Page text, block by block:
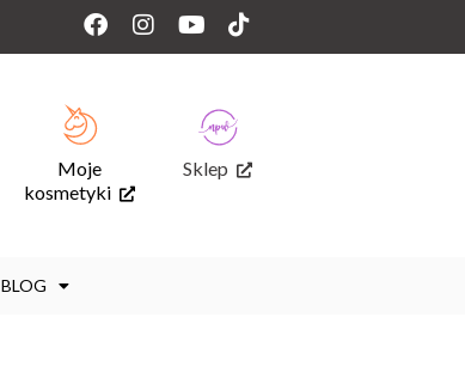
Facebook
Instagram
YoutubeTiktok
Moje
kosmetyki
Sklep
BLOG